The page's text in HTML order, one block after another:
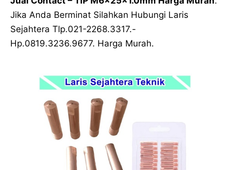
Jika Anda Berminat Silahkan Hubungi Laris
Sejahtera Tlp.021-2268.3317.-
Hp.0819.3236.9677. Harga Murah.